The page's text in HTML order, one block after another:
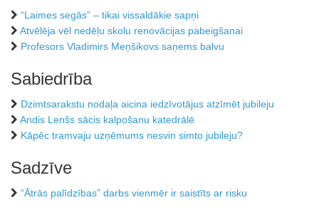
“Laimes segās” – tikai vissaldākie sapņi
Atvēlēja vēl nedēļu skolu renovācijas pabeigšanai
Profesors Vladimirs Meņšikovs saņems balvu
Sabiedrība
Dzimtsarakstu nodaļa aicina iedzīvotājus atzīmēt jubileju
Andis Lenšs sācis kalpošanu katedrālē
Kāpēc tramvaju uzņēmums nesvin simto jubileju?
Sadzīve
“Ātrās palīdzības” darbs vienmēr ir saistīts ar risku